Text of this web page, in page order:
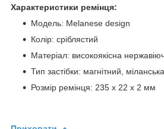
Характеристики ремінця:
Модель: Melanese design
Колір: сріблястий
Матеріал: високоякісна
Тип застібки: магнітний,
Розмір ремінця: 235 х 22 х 2 мм